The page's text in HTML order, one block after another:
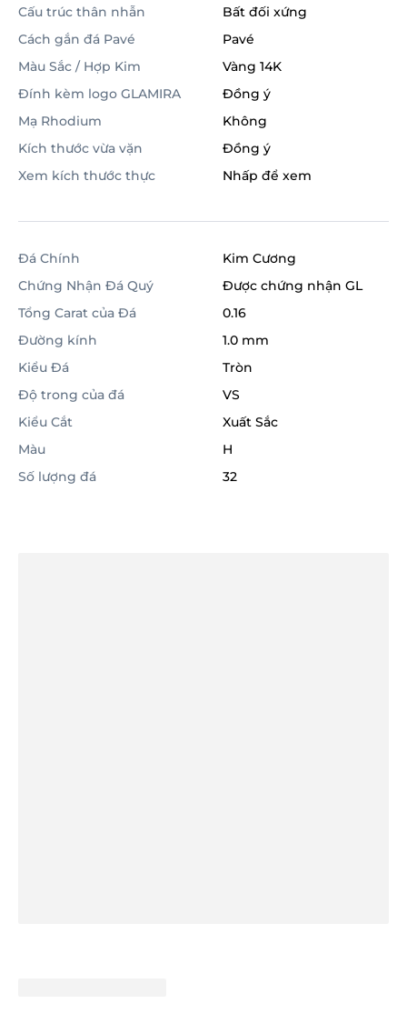
Cấu trúc thân nhẫn
Bất đối xứng
Cách gắn đá Pavé
Pavé
Màu Sắc / Hợp Kim
Vàng 14K
Đính kèm logo GLAMIRA
Đồng ý
Mạ Rhodium
Không
Kích thước vừa vặn
Đồng ý
Xem kích thước thực
Nhấp để xem
Đá Chính
Kim Cương
Chứng Nhận Đá Quý
Được chứng nhận GL
Tổng Carat của Đá
0.16
Đường kính
1.0 mm
Kiểu Đá
Tròn
Độ trong của đá
VS
Kiểu Cắt
Xuất Sắc
Màu
H
Số lượng đá
32